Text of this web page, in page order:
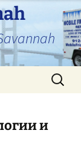
Search
for:
и